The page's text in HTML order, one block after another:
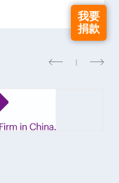
我要
捐款